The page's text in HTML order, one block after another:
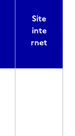
Site
inte
rnet